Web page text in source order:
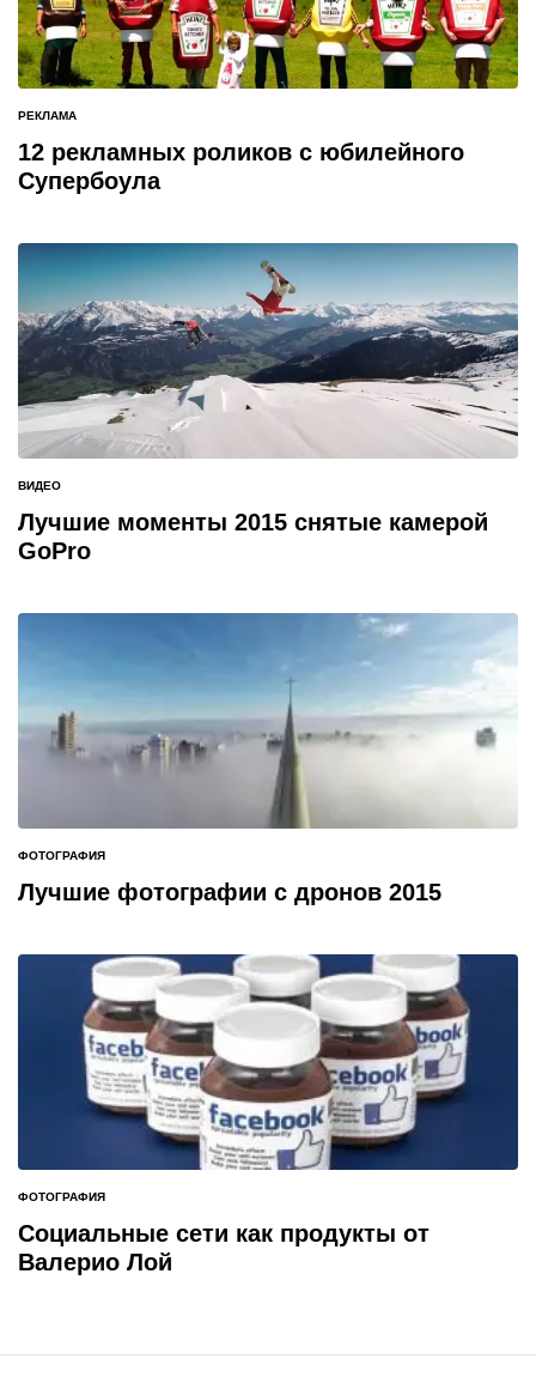
ОПУБЛИКОВАНО
В
РЕКЛАМА
12 рекламных роликов с юбилейного
Супербоула
ОПУБЛИКОВАНО
В
ВИДЕО
Лучшие моменты 2015 снятые камерой
GoPro
ОПУБЛИКОВАНО
В
ФОТОГРАФИЯ
Лучшие фотографии с дронов 2015
ОПУБЛИКОВАНО
В
ФОТОГРАФИЯ
Социальные сети как продукты от
Валерио Лой